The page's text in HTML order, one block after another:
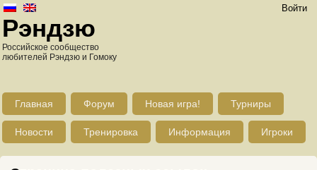
Войти
Рэндзю
Российское сообщество
любителей Рэндзю и Гомоку
Главная Форум Новая игра! Турниры
Новости Тренировка Информация Игроки